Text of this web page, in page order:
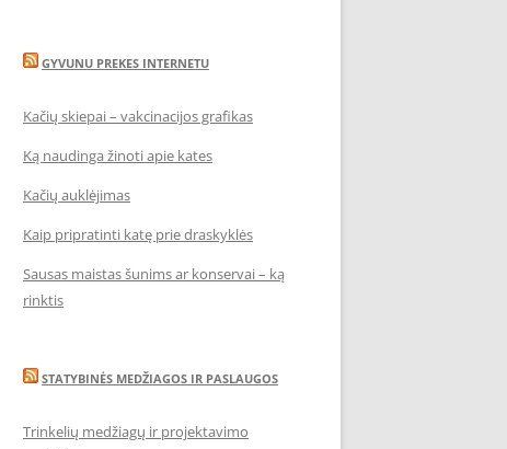
GYVUNU PREKES INTERNETU
Kačių skiepai – vakcinacijos grafikas
Ką naudinga žinoti apie kates
Kačių auklėjimas
Kaip pripratinti katę prie draskyklės
Sausas maistas šunims ar konservai – ką
rinktis
STATYBINĖS MEDŽIAGOS IR PASLAUGOS
Trinkelių medžiagų ir projektavimo